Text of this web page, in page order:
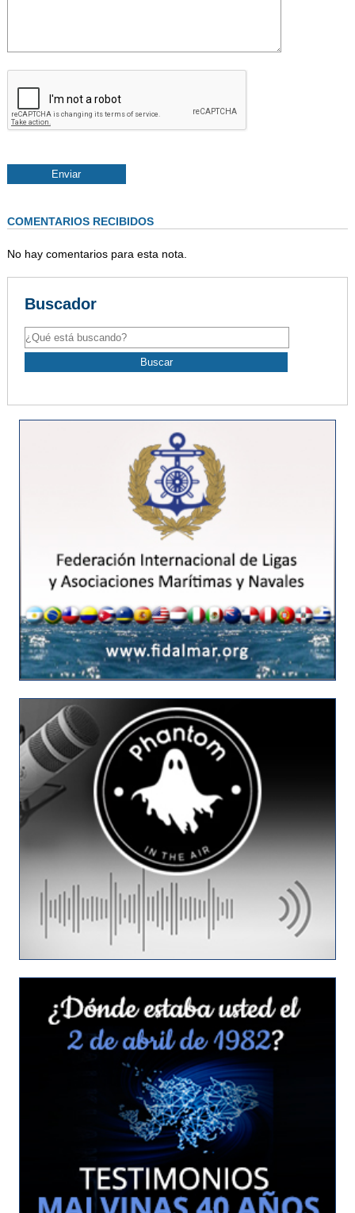
COMENTARIOS RECIBIDOS
No hay comentarios para esta nota.
Buscador